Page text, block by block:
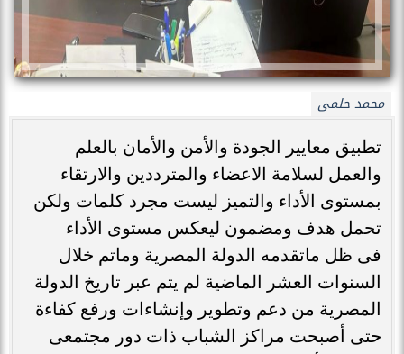
محمد حلمى
تطبيق معايير الجودة والأمن والأمان بالعلم
والعمل لسلامة الاعضاء والمترددين والارتقاء
بمستوى الأداء والتميز ليست مجرد كلمات ولكن
تحمل هدف ومضمون ليعكس مستوى الأداء
فى ظل ماتقدمه الدولة المصرية وماتم خلال
السنوات العشر الماضية لم يتم عبر تاريخ الدولة
المصرية من دعم وتطوير وإنشاءات ورفع كفاءة
حتى أصبحت مراكز الشباب ذات دور مجتمعى